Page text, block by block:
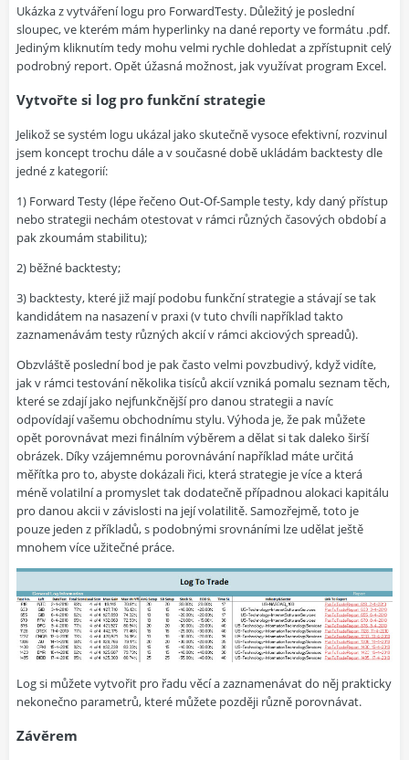
Ukázka z vytváření logu pro ForwardTesty. Důležitý je poslední
sloupec, ve kterém mám hyperlinky na dané reporty ve formátu .pdf.
Jediným kliknutím tedy mohu velmi rychle dohledat a zpřístupnit celý
podrobný report. Opět úžasná možnost, jak využívat program Excel.
Vytvořte si log pro funkční strategie
Jelikož se systém logu ukázal jako skutečně vysoce efektivní, rozvinul
jsem koncept trochu dále a v současné době ukládám backtesty dle
jedné z kategorií:
1) Forward Testy (lépe řečeno Out-Of-Sample testy, kdy daný přístup
nebo strategii nechám otestovat v rámci různých časových období a
pak zkoumám stabilitu);
2) běžné backtesty;
3) backtesty, které již mají podobu funkční strategie a stávají se tak
kandidátem na nasazení v praxi (v tuto chvíli například takto
zaznamenávám testy různých akcií v rámci akciových spreadů).
Obzvláště poslední bod je pak často velmi povzbudivý, když vidíte,
jak v rámci testování několika tisíců akcií vzniká pomalu seznam těch,
které se zdají jako nejfunkčnější pro danou strategii a navíc
odpovídají vašemu obchodnímu stylu. Výhoda je, že pak můžete
opět porovnávat mezi finálním výběrem a dělat si tak daleko širší
obrázek. Díky vzájemnému porovnávání například máte určitá
měřítka pro to, abyste dokázali řici, která strategie je více a která
méně volatilní a promyslet tak dodatečně případnou alokaci kapitálu
pro danou akcii v závislosti na její volatilitě. Samozřejmě, toto je
pouze jeden z příkladů, s podobnými srovnáními lze udělat ještě
mnohem více užitečné práce.
Log si můžete vytvořit pro řadu věcí a zaznamenávat do něj prakticky
nekonečno parametrů, které můžete později různě porovnávat.
Závěrem